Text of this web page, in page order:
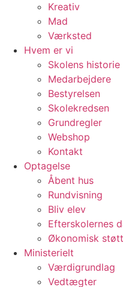
Kreativ
Mad
Værksted
Hvem er vi
Skolens historie
Medarbejdere
Bestyrelsen
Skolekredsen
Grundregler
Webshop
Kontakt
Optagelse
Åbent hus
Rundvisning
Bliv elev
Efterskolernes
Økonomisk
Ministerielt
Værdigrundlag
Vedtægter